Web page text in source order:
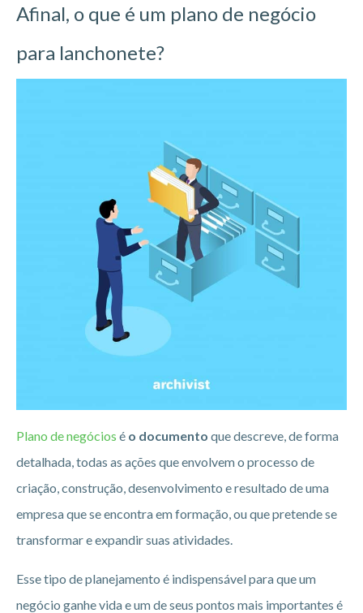
Afinal, o que é um plano de negócio
para lanchonete?
Plano de negócios é o documento que descreve, de forma
detalhada, todas as ações que envolvem o processo de
criação, construção, desenvolvimento e resultado de uma
empresa que se encontra em formação, ou que pretende se
transformar e expandir suas atividades.
Esse tipo de planejamento é indispensável para que um
negócio ganhe vida e um de seus pontos mais importantes é